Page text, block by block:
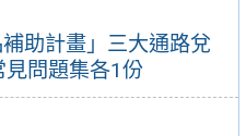
助計畫」三大通路兌
問題集各1份